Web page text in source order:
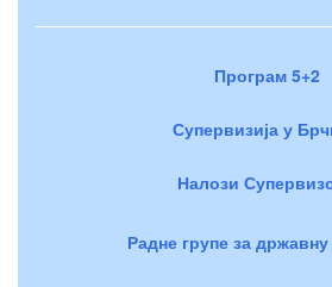
Програм 5+2
Супервизија у
Налози
Радне групе за